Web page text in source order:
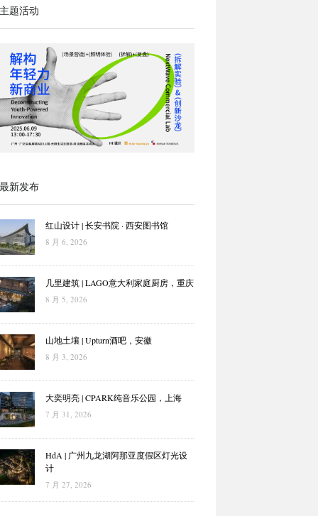
题活动
新发布
红山设计 | 长安书院 · 西安图书馆
8 月 6, 2026
几里建筑 | LAGO意大利家庭厨房，重庆
8 月 5, 2026
山地土壤 | Upturn酒吧，安徽
8 月 3, 2026
大奕明亮 | CPARK纯音乐公园，上海
7 月 31, 2026
HdA | 广州九龙湖阿那亚度假区灯光设
计
7 月 27, 2026